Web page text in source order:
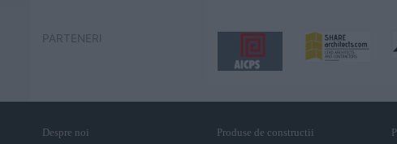
PARTENERI
Despre noi Produse de constructii